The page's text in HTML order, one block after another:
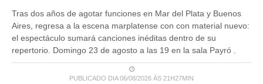
Tras dos años de agotar funciones en Mar del Plata y Buenos
Aires, regresa a la escena marplatense con con material nuevo:
el espectáculo sumará canciones inéditas dentro de su
repertorio. Domingo 23 de agosto a las 19 en la sala Payró .
PUBLICADO DIA 06/08/2026 ÀS 21H27MIN